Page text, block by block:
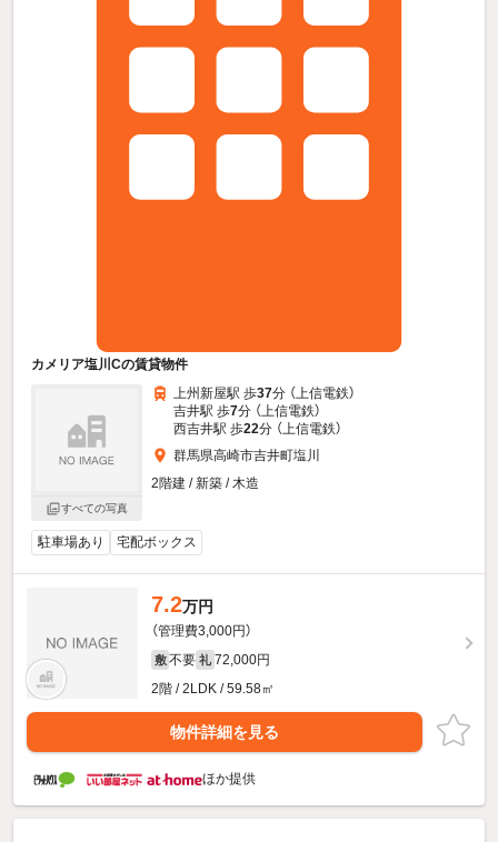
カメリア塩川Cの賃貸物件
すべての写真
上州新屋駅 歩37分 （上信電鉄）
吉井駅 歩7分 （上信電鉄）
西吉井駅 歩22分 （上信電鉄）
群馬県高崎市吉井町塩川
2階建 / 新築 / 木造
駐車場あり 宅配ボックス
7.2万円
（管理費3,000円）
敷 不要 礼 72,000円
2階 / 2LDK / 59.58㎡
物件詳細を見る
ほか提供